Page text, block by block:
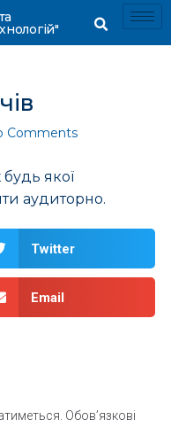
Comments
будь якої
аудиторно.
Twitter
Email
Обов’язкові